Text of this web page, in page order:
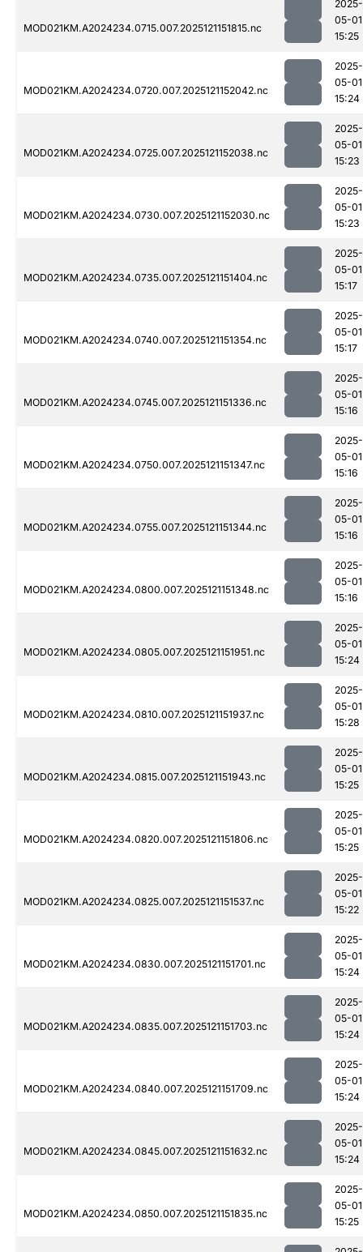
MOD021KM.A2024234.0715.007.2025121151815.nc
2025-
05-01
15:25
MOD021KM.A2024234.0720.007.2025121152042.nc
2025-
05-01
15:24
MOD021KM.A2024234.0725.007.2025121152038.nc
2025-
05-01
15:23
MOD021KM.A2024234.0730.007.2025121152030.nc
2025-
05-01
15:23
MOD021KM.A2024234.0735.007.2025121151404.nc
2025-
05-01
15:17
MOD021KM.A2024234.0740.007.2025121151354.nc
2025-
05-01
15:17
MOD021KM.A2024234.0745.007.2025121151336.nc
2025-
05-01
15:16
MOD021KM.A2024234.0750.007.2025121151347.nc
2025-
05-01
15:16
MOD021KM.A2024234.0755.007.2025121151344.nc
2025-
05-01
15:16
MOD021KM.A2024234.0800.007.2025121151348.nc
2025-
05-01
15:16
MOD021KM.A2024234.0805.007.2025121151951.nc
2025-
05-01
15:24
MOD021KM.A2024234.0810.007.2025121151937.nc
2025-
05-01
15:28
MOD021KM.A2024234.0815.007.2025121151943.nc
2025-
05-01
15:25
MOD021KM.A2024234.0820.007.2025121151806.nc
2025-
05-01
15:25
MOD021KM.A2024234.0825.007.2025121151537.nc
2025-
05-01
15:22
MOD021KM.A2024234.0830.007.2025121151701.nc
2025-
05-01
15:24
MOD021KM.A2024234.0835.007.2025121151703.nc
2025-
05-01
15:24
MOD021KM.A2024234.0840.007.2025121151709.nc
2025-
05-01
15:24
MOD021KM.A2024234.0845.007.2025121151632.nc
2025-
05-01
15:24
MOD021KM.A2024234.0850.007.2025121151835.nc
2025-
05-01
15:25